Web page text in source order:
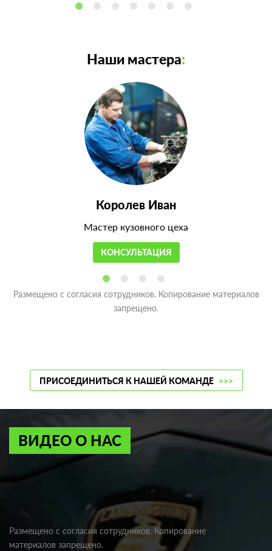
Наши мастера:
Королев Иван
Мастер кузовного цеха
КОНСУЛЬТАЦИЯ
Размещено с согласия сотрудников. Копирование материалов
запрещено.
ПРИСОЕДИНИТЬСЯ К НАШЕЙ КОМАНДЕ >>>
ВИДЕО О НАС
Размещено с согласия сотрудников. Копирование
материалов запрещено.